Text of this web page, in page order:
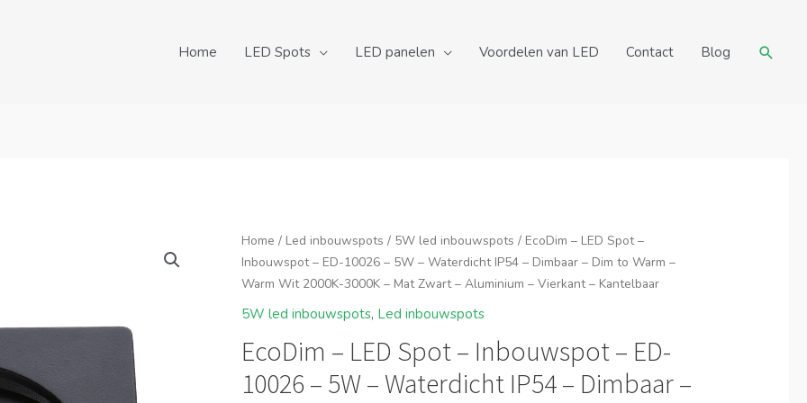
Home LED Spots LED panelen Voordelen van LED Contact Blog
Home / Led inbouwspots / 5W led inbouwspots / EcoDim – LED Spot –
Inbouwspot – ED-10026 – 5W – Waterdicht IP54 – Dimbaar – Dim to Warm –
Warm Wit 2000K-3000K – Mat Zwart – Aluminium – Vierkant – Kantelbaar
5W led inbouwspots, Led inbouwspots
EcoDim – LED Spot – Inbouwspot – ED-
10026 – 5W – Waterdicht IP54 – Dimbaar –